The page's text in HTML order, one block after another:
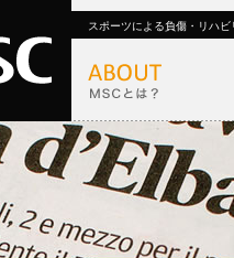
スポーツによる負傷・リハ